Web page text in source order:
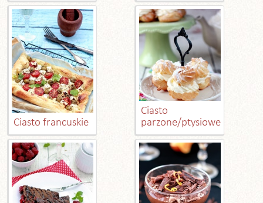
Ciasto francuskie
Ciasto
parzone/ptysiowe